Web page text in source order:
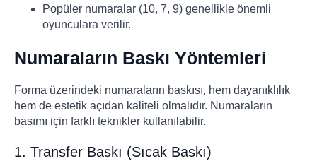
Popüler numaralar (10, 7, 9) genellikle önemli
oyunculara verilir.
Numaraların Baskı Yöntemleri
Forma üzerindeki numaraların baskısı, hem dayanıklılık
hem de estetik açıdan kaliteli olmalıdır. Numaraların
basımı için farklı teknikler kullanılabilir.
1. Transfer Baskı (Sıcak Baskı)